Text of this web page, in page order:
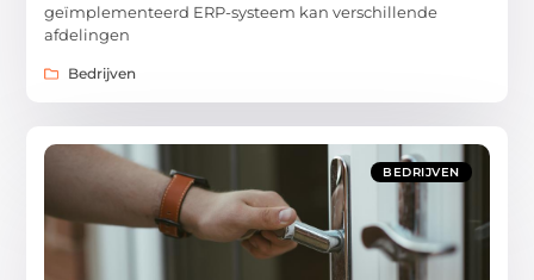
geïmplementeerd ERP-systeem kan verschillende
afdelingen
Bedrijven
BEDRIJVEN